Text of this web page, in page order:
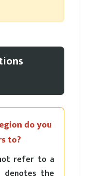
do you
to?
refer to a